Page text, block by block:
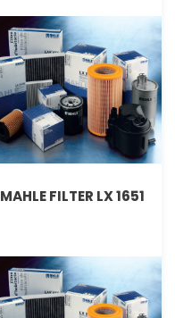
MAHLE FILTER LX 1651